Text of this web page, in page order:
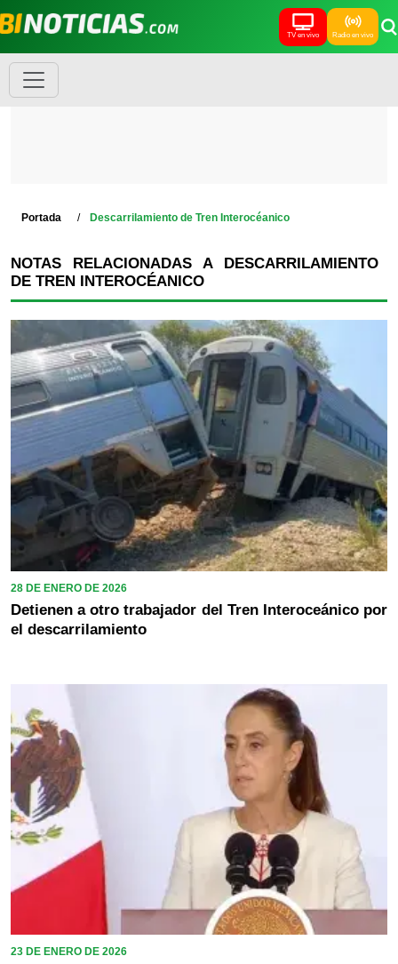
TV en vivo Radio en vivo
Portada Descarrilamiento de Tren Interocéanico
NOTAS RELACIONADAS A DESCARRILAMIENTO
DE TREN INTEROCÉANICO
28 DE ENERO DE 2026
Detienen a otro trabajador del Tren Interoceánico por
el descarrilamiento
23 DE ENERO DE 2026